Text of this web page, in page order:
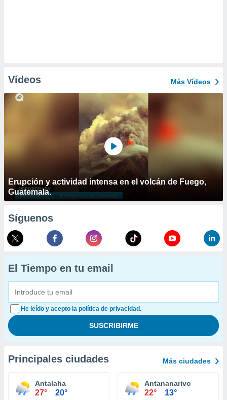
Vídeos Más Vídeos
Erupción y actividad intensa en el volcán de Fuego,
Guatemala.
Síguenos
El Tiempo en tu email
He leído y acepto la política de privacidad.
Principales ciudades Más ciudades
Antalaha
27° 20°
Antananarivo
22° 13°